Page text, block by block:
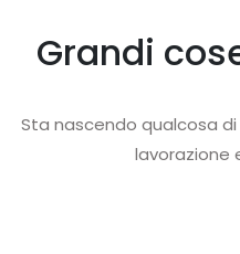
Grandi
Sta nascendo qualcosa
lavorazione